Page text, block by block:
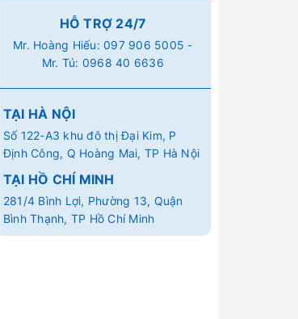
HỖ TRỢ 24/7
Mr. Hoàng Hiếu:097 906 5005 -
Mr. Tú: 0968 40 6636
TẠI HÀ NỘI
Số 122-A3 khu đô thị Đại Kim, P
Định Công, Q Hoàng Mai, TP Hà Nội
TẠI HỒ CHÍ MINH
281/4 Bình Lợi, Phường 13, Quận
Bình Thạnh, TP Hồ Chí Minh